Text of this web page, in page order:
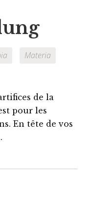
Materia
de la
pour les
En tête de vos